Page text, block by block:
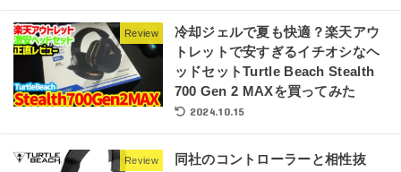
Review
冷却ジェルで夏も快適？楽天アウ
トレットで安すぎるイチオシなヘ
ッドセットTurtle Beach Stealth
700 Gen 2 MAXを買ってみた
2024.10.15
Review
同社のコントローラーと相性抜